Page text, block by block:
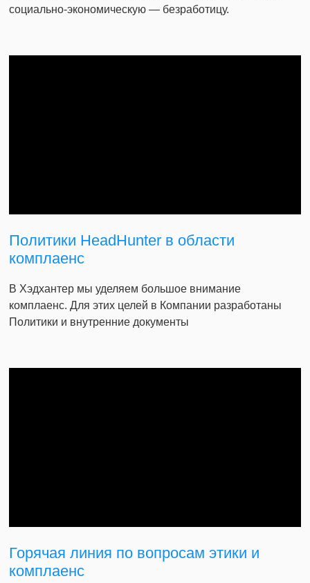
социально-экономическую — безработицу.
Политики HeadHunter в области
комплаенс
В Хэдхантер мы уделяем большое внимание
комплаенс. Для этих целей в Компании разработаны
Политики и внутренние документы
Горячая линия по вопросам этики и
комплаенс